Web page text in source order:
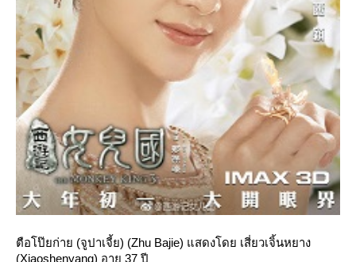
ตือโป๊ยก่าย (จูปาเจี้ย) (Zhu Bajie) แสดงโดย เสี่ยวเจิ้นหยาง
(Xiaoshenyang) อายุ 37 ปี